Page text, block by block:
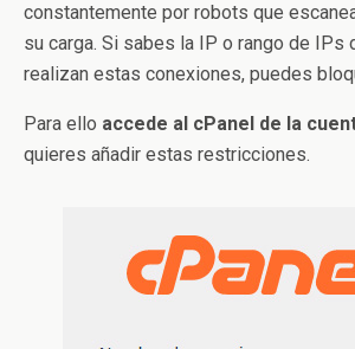
constantemente por robots que
su carga. Si sabes la IP o rango de IPs
realizan estas conexiones, puedes
Para ello accede al cPanel de la
quieres añadir estas restricciones.